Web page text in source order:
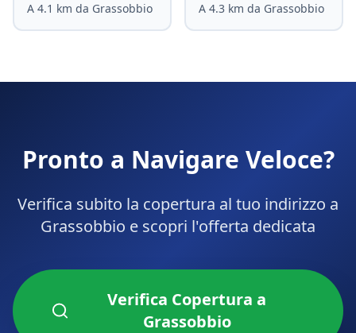
A 4.1 km da Grassobbio A 4.3 km da Grassobbio
Pronto a Navigare Veloce?
Verifica subito la copertura al tuo indirizzo a
Grassobbio e scopri l'offerta dedicata
Verifica Copertura a
Grassobbio